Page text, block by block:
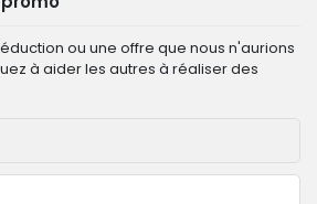
ou une offre que nous n'aurions
à aider les autres à réaliser des